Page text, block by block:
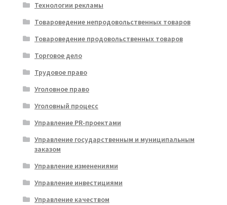
Технологии рекламы
Товароведение непродовольственных товаров
Товароведение продовольственных товаров
Торговое дело
Трудовое право
Уголовное право
Уголовный процесс
Управление PR-проектами
Управление государственным и муниципальным
заказом
Управление изменениями
Управление инвестициями
Управление качеством